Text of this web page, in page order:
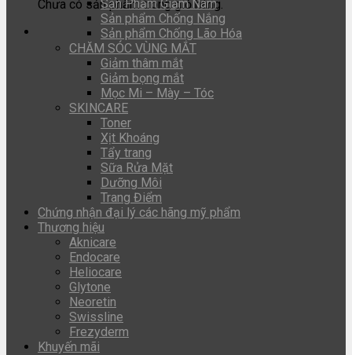
Chưa có sản phẩm trong giỏ hàng.
Sản Phẩm Giảm Nám
Sản phẩm Chống Nắng
Sản phẩm Chống Lão Hóa
CHĂM SÓC VÙNG MẮT
Giảm thâm mắt
Giảm bọng mắt
Mọc Mi – Mày – Tóc
SKINCARE
Toner
Xịt Khoáng
Tẩy trang
Sữa Rửa Mặt
Dưỡng Môi
Trang Điểm
Chứng nhận đại lý các hãng mỹ phẩm
Thương hiệu
Aknicare
Endocare
Heliocare
Glytone
Neoretin
Swissline
Frezyderm
Khuyến mãi